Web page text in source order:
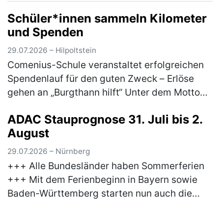
(mehr)
Schüler*innen sammeln Kilometer
und Spenden
29.07.2026 – Hilpoltstein
Comenius-Schule veranstaltet erfolgreichen
Spendenlauf für den guten Zweck – Erlöse
gehen an „Burgthann hilft“ Unter dem Motto
die Comenius-Schule der Rummel…(mehr)
ADAC Stauprognose 31. Juli bis 2.
August
29.07.2026 – Nürnberg
+++ Alle Bundesländer haben Sommerferien
+++ Mit dem Ferienbeginn in Bayern sowie
Baden-Württemberg starten nun auch die